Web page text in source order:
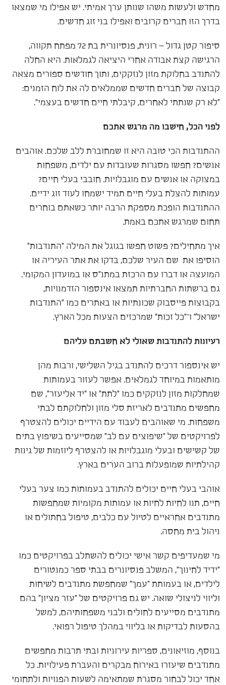
מחדש ולעשות משהו שנותן ערך אמיתי. יש אפילו מי שמצאו
בדרך הזו חברים קרובים ואפילו בני זוג חדשים.
סיפור קטן גדול – רונית, פנסיונרית בת 72 מפתח תקווה,
הרגישה קצת אבודה אחרי היציאה לגמלאות. היא החלה
להתנדב בחלוקת מזון לנזקקים, ותוך חודשים ספורים מצאה
קבוצה של חברים חדשים שממלאים לה את לוח הזמנים:
"לא רק שנתתי לאחרים, קיבלתי חיים חדשים בעצמי".
לפני הכל, חישבו מה מרגש אתכם
ההתנדבות הכי טובה היא זו שמחוברת ללב שלכם. אוהבים
אנשים? חפשו מסגרות שעובדות עם ילדים, משפחות
במצוקה או אנשים עם מוגבלויות. חובבי בעלי חיים?
עמותות להצלת בעלי חיים תמיד ישמחו לעוד זוג ידיים.
ההתנדבות הופכת מספקת הרבה יותר כשאתם בוחרים
תחום שמרגש אתכם באמת.
איך מתחילים? פשוט חפשו בגוגל את המילה "התנדבות"
הוסיפו את שם העיר שלכם, בדקו את אתר העיריה או
המועצה או דברו עם הרכזת במתנ"ס או במועדון המקומי.
גם ברשתות החברתיות תמצאו אינספור הזדמנויות,
בקבוצות פייסבוק שכונתיות או באתרים כמו "התנדבות
ישראל" ו־"כל זכות" שמרכזים הצעות מכל הארץ.
רעיונות להתנדבות שאולי לא חשבתם עליהם
יש אינספור דרכים להתנדב בגיל השלישי, ורבות מהן
מותאמות במיוחד לגמלאים. אפשר לעזור בעמותות
שמחלקות מזון לנזקקים כמו "לתת" או "יד אליעזר", שם
מחפשים מתנדבים לאריזת סלי מזון ולחלוקתם לבתי
משפחות. מי שאוהבים לעבוד עם הידיים יכולים להצטרף
לפרויקטים של "שיפוצים עם לב" שמסייעים בשיפוץ בתים
של קשישים ובעלי מוגבלויות או להצטרף ליוזמות של גינות
קהילתיות שמופעלות ברוב הערים בארץ.
אוהבי בעלי חיים יכולים להתנדב בעמותות כמו צער בעלי
חיים, תנו לחיות לחיות או עמותות מקומיות שמחפשות
מתנדבים אחראיים לטיול עם כלבים, טיפול בחתולים או
ניהול בית מחסה.
מי שמעדיפים קשר אישי יכולים להשתלב בפרויקטים כמו
"ידיד לחינוך", המשלב פנסיונרים בבתי ספר כמנטורים
לילדים, או בעמותת "עמך" שמחפשת מתנדבים לשיחות
וליווי לניצולי שואה. יש גם פרויקטים של "עזר מציון" בהם
מתנדבים מסייעים לחולים ולבני משפחותיהם, למשל
בהסעות לבדיקות או בליווי במהלך טיפול רפואי.
בנוסף, מוזיאונים, ספריות עירוניות ובתי תרבות מחפשים
מתנדבים שיעזרו באירוח מבקרים והעברת פעילויות. כל
אחד יכול לבחור מסגרת שמתאימה לשעות הפנויות ולתחומי